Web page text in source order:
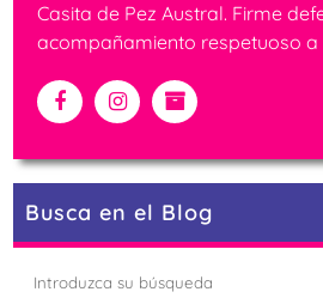
Casita de Pez Austral. Firme
acompañamiento respetuoso
Busca en el Blog